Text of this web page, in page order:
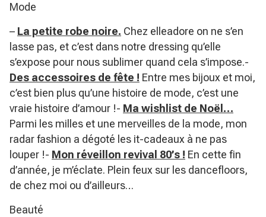
Mode
– La petite robe noire. Chez elleadore on ne s’en
lasse pas, et c’est dans notre dressing qu’elle
s’expose pour nous sublimer quand cela s’impose.-
Des accessoires de fête ! Entre mes bijoux et moi,
c’est bien plus qu’une histoire de mode, c’est une
vraie histoire d’amour !- Ma wishlist de Noël…
Parmi les milles et une merveilles de la mode, mon
radar fashion a dégoté les it-cadeaux à ne pas
louper !- Mon réveillon revival 80’s ! En cette fin
d’année, je m’éclate. Plein feux sur les dancefloors,
de chez moi ou d’ailleurs…
Beauté